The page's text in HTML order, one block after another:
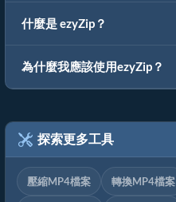
什麼是 ezyZip？
為什麼我應該使用ezyZip？
探索更多工具
壓縮MP4檔案 轉換MP4檔案